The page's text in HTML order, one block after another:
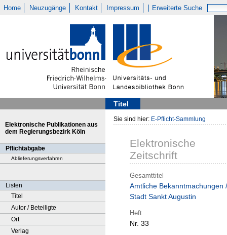
Home Neuzugänge Kontakt Impressum Erweiterte Suche
Titel
Elektronische Publikationen aus
dem Regierungsbezirk Köln
Pflichtabgabe
Ablieferungsverfahren
Listen
Titel
Autor / Beteiligte
Ort
Verlag
Sie sind hier: E-Pflicht-Sammlung
Elektronische
Zeitschrift
Gesamttitel
Amtliche Bekanntmachungen /
Stadt Sankt Augustin
Heft
Nr. 33